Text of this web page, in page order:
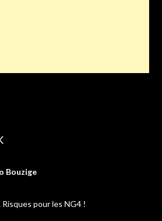
Bouzige
pour les NG4 !